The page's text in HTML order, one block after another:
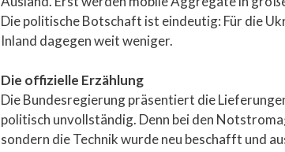
Die politische Botschaft ist eindeutig: Für die
Inland dagegen weit weniger.
Die offizielle Erzählung
Die Bundesregierung präsentiert die
politisch unvollständig. Denn bei den
sondern die Technik wurde neu beschafft und